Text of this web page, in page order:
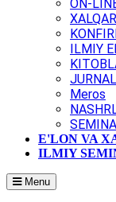
ON-
ILMIY
JURNAL
Meros
E'LON VA
ILMIY
Menu